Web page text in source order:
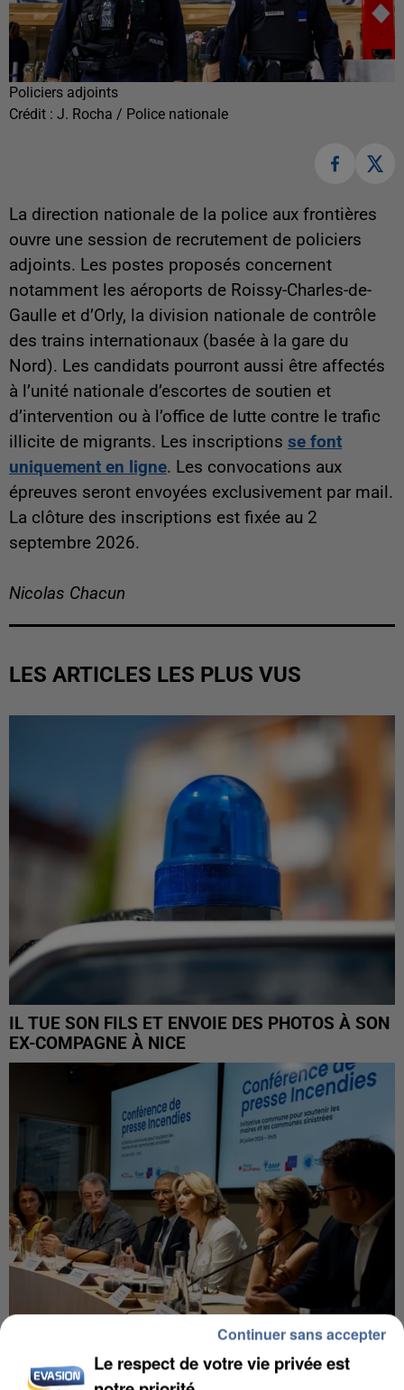
Policiers adjoints
Crédit : J. Rocha / Police nationale
La direction nationale de la police aux frontières
ouvre une session de recrutement de policiers
adjoints. Les postes proposés concernent
notamment les aéroports de Roissy-Charles-de-
Gaulle et d’Orly, la division nationale de contrôle
des trains internationaux (basée à la gare du
Nord). Les candidats pourront aussi être affectés
à l’unité nationale d’escortes de soutien et
d’intervention ou à l’office de lutte contre le trafic
illicite de migrants. Les inscriptions se font
uniquement en ligne. Les convocations aux
épreuves seront envoyées exclusivement par mail.
La clôture des inscriptions est fixée au 2
septembre 2026.
Nicolas Chacun
LES ARTICLES LES PLUS VUS
IL TUE SON FILS ET ENVOIE DES PHOTOS À SON
EX-COMPAGNE À NICE
INCENDIES : L’ÎLE-DE-FRANCE LANCE UN ÉLAN
Le respect de votre vie privée est
Continuer sans accepter